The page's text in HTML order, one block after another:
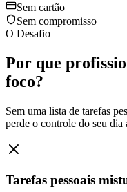
Sem cartão
Sem compromisso
O Desafio
Por que
foco?
Sem uma lista de tarefas
perde o controle do seu dia
Tarefas pessoais